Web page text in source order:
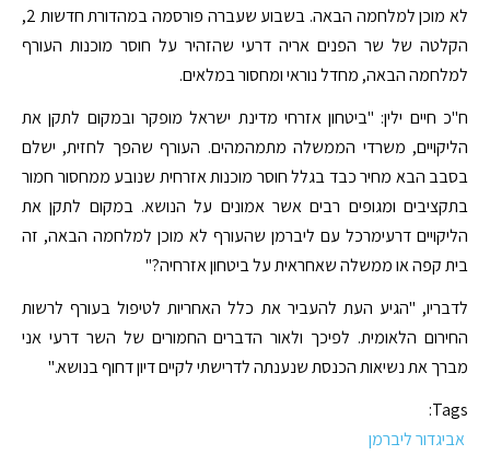
לא מוכן למלחמה הבאה. בשבוע שעברה פורסמה במהדורת חדשות 2,
הקלטה של שר הפנים אריה דרעי שהזהיר על חוסר מוכנות העורף
למלחמה הבאה, מחדל נוראי ומחסור במלאים.
ח"כ חיים ילין: "ביטחון אזרחי מדינת ישראל מופקר ובמקום לתקן את
הליקויים, משרדי הממשלה מתמהמהים. העורף שהפך לחזית, ישלם
בסבב הבא מחיר כבד בגלל חוסר מוכנות אזרחית שנובע ממחסור חמור
בתקציבים ומגופים רבים אשר אמונים על הנושא. במקום לתקן את
הליקויים דרעימרכל עם ליברמן שהעורף לא מוכן למלחמה הבאה, זה
בית קפה או ממשלה שאחראית על ביטחון אזרחיה?"
לדבריו, "הגיע העת להעביר את כלל האחריות לטיפול בעורף לרשות
החירום הלאומית. לפיכך ולאור הדברים החמורים של השר דרעי אני
מברך את נשיאות הכנסת שנענתה לדרישתי לקיים דיון דחוף בנושא."
Tags:
אביגדור ליברמן